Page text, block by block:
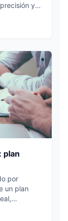
y
plan
por
un plan